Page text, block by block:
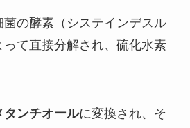
菌の酵素（システインデスル
って直接分解され、硫化水素
タンチオールに変換され、そ